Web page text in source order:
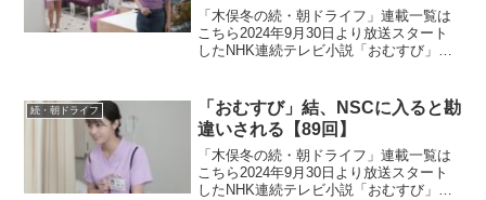
「木俣冬の続・朝ドライフ」連載一覧は
こちら2024年9月30日より放送スタート
したNHK連続テレビ小説「おむすび」。
岡・糸島で両親や祖父母と共に暮らして
いた...
続・朝ドライフ
「おむすび」結、NSCに入ると勘
違いされる【89回】
「木俣冬の続・朝ドライフ」連載一覧は
こちら2024年9月30日より放送スタート
したNHK連続テレビ小説「おむすび」。